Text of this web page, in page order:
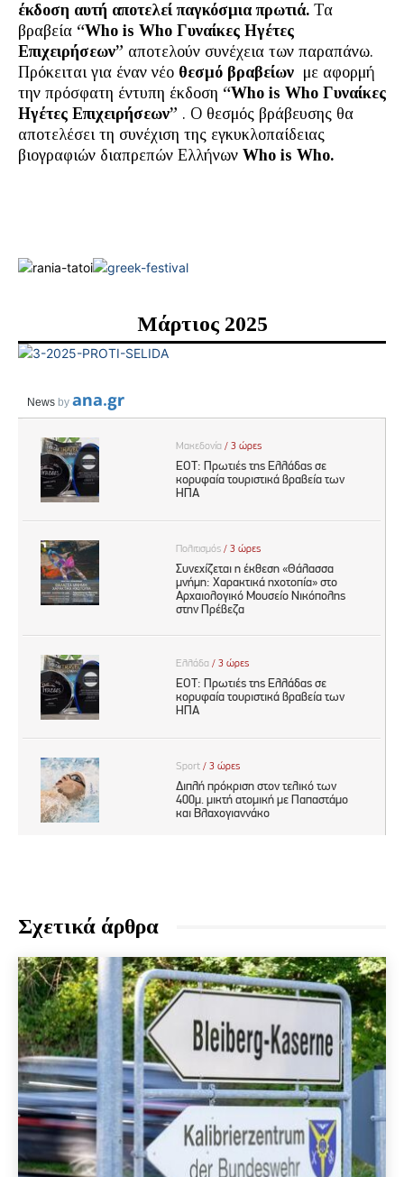
έκδοση αυτή αποτελεί παγκόσμια πρωτιά. Τα
βραβεία “Who is Who Γυναίκες Ηγέτες
Επιχειρήσεων” αποτελούν συνέχεια των παραπάνω.
Πρόκειται για έναν νέο θεσμό βραβείων με αφορμή
την πρόσφατη έντυπη έκδοση “Who is Who Γυναίκες
Ηγέτες Επιχειρήσεων” . Ο θεσμός βράβευσης θα
αποτελέσει τη συνέχιση της εγκυκλοπαίδειας
βιογραφιών διαπρεπών Ελλήνων Who is Whο.
Μάρτιος 2025
Σχετικά άρθρα